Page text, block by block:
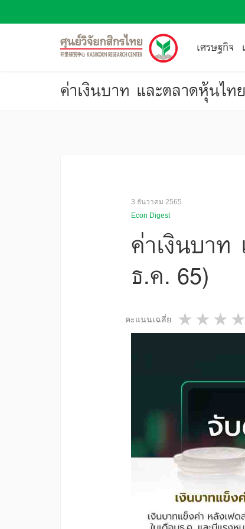
เศรษฐกิจ
ค่าเงินบาท และตลาดหุ้นไ
3 ธันวาคม 2565
Econ Digest
ค่าเงินบา
ธ.ค. 65)
คะแนนเฉลี่ย 3
2
1 star